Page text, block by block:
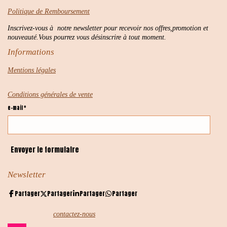
Politique de Remboursement
Inscrivez-vous à notre newsletter pour recevoir nos offres,promotion et
nouveauté.Vous pourrez vous désinscrire à tout moment.
Informations
Mentions légales
Conditions générales de vente
e-mail *
Envoyer le formulaire
Newsletter
Partager Partager Partager Partager
contactez-nous